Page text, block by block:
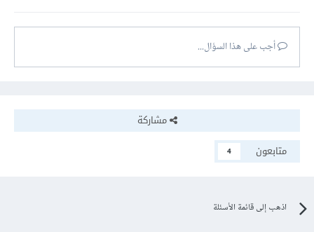
أجب على هذا السؤال...
مشاركة
متابعون
4
اذهب إلى قائمة الأسئلة